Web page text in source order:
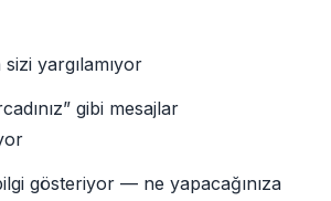
yargılamıyor
gibi mesajlar
gösteriyor — ne yapacağınıza